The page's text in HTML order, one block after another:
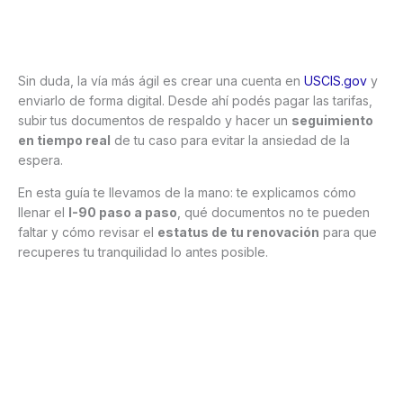
Sin duda, la vía más ágil es crear una cuenta en USCIS.gov y
enviarlo de forma digital. Desde ahí podés pagar las tarifas,
subir tus documentos de respaldo y hacer un seguimiento
en tiempo real de tu caso para evitar la ansiedad de la
espera.
En esta guía te llevamos de la mano: te explicamos cómo
llenar el I-90 paso a paso , qué documentos no te pueden
faltar y cómo revisar el estatus de tu renovación para que
recuperes tu tranquilidad lo antes posible.